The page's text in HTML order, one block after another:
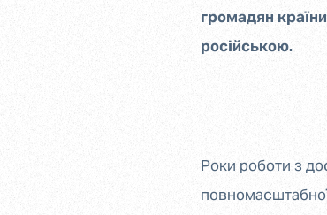
громадян
російською.
Роки роботи з